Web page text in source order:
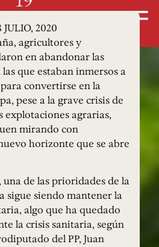
JULIO, 2020
agricultores y
en abandonar las
que estaban inmersos a
convertirse en la
pese a la grave crisis de
explotaciones agrarias,
mirando con
horizonte que se abre
una de las prioridades de la
sigue siendo mantener la
algo que ha quedado
la crisis sanitaria, según
del PP, Juan